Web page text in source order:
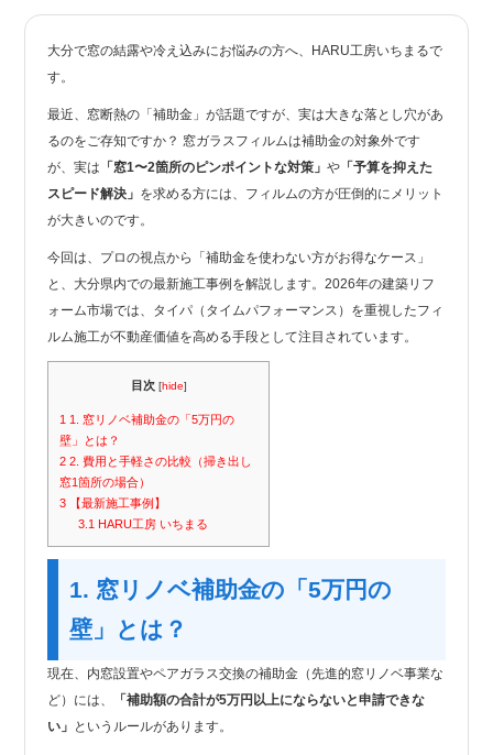
大分で窓の結露や冷え込みにお悩みの方へ、HARU工房いちまるで
す。
最近、窓断熱の「補助金」が話題ですが、実は大きな落とし穴があ
るのをご存知ですか？ 窓ガラスフィルムは補助金の対象外です
が、実は 「窓1〜2箇所のピンポイントな対策」や 「予算を抑えた
スピード解決」 を求める方には、フィルムの方が圧倒的にメリット
が大きいのです。
今回は、プロの視点から「補助金を使わない方がお得なケース」
と、大分県内での最新施工事例を解説します。2026年の建築リフ
ォーム市場では、タイパ（タイムパフォーマンス）を重視したフィ
ルム施工が不動産価値を高める手段として注目されています。
目次 [hide]
1 1. 窓リノベ補助金の「5万円の
壁」とは？
2 2. 費用と手軽さの比較（掃き出し
窓1箇所の場合）
3 【最新施工事例】
3.1
HARU工房 いちまる
1. 窓リノベ補助金の「5万円の
壁」とは？
現在、内窓設置やペアガラス交換の補助金（先進的窓リノベ事業な
ど）には、
「補助額の合計が5万円以上にならないと申請できな
い」 というルールがあります。